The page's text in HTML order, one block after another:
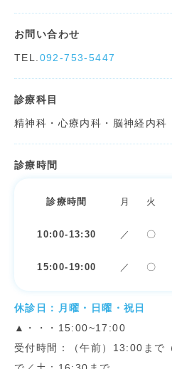
お問い合わせ
TEL. 092-753-5447
診療科目
精神科・心療内科・脳神経内科
診療時間
診療時間 月 火
10:00-13:30 ／ 〇
15:00-19:00 ／ 〇
休診日：月曜・日曜・祝日
▲・・・15:00~17:00
受付時間：（午前）13:00まで